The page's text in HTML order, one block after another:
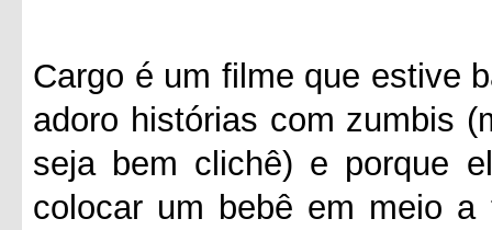
Cargo é um filme que estive
adoro histórias com zumbis
seja bem clichê) e porque
colocar um bebê em meio